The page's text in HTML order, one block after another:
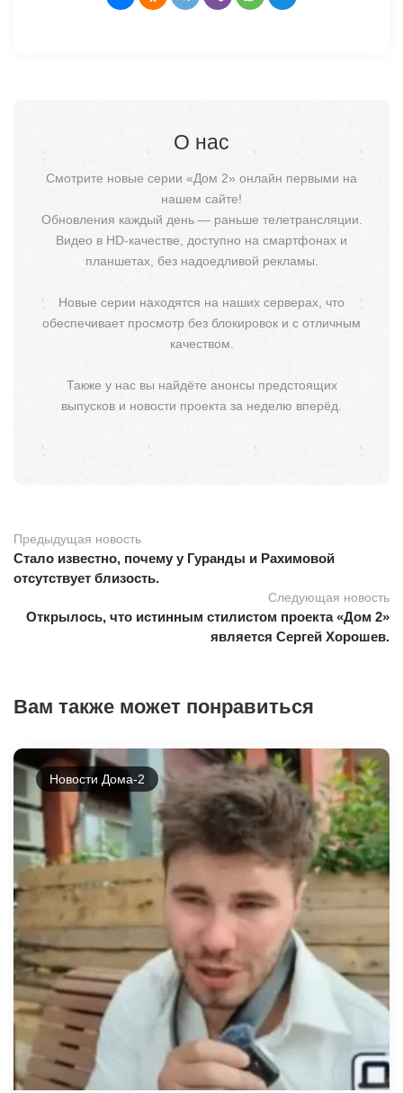
О нас
Смотрите новые серии «Дом 2» онлайн первыми на
нашем сайте!
Обновления каждый день — раньше телетрансляции.
Видео в HD-качестве, доступно на смартфонах и
планшетах, без надоедливой рекламы.
Новые серии находятся на наших серверах, что
обеспечивает просмотр без блокировок и с отличным
качеством.
Также у нас вы найдёте анонсы предстоящих
выпусков и новости проекта за неделю вперёд.
Предыдущая новость
Стало известно, почему у Гуранды и Рахимовой
отсутствует близость.
Следующая новость
Открылось, что истинным стилистом проекта «Дом 2»
является Сергей Хорошев.
Вам также может понравиться
Новости Дома-2